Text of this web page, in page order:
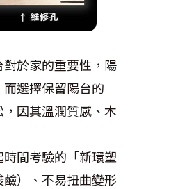
於家的重要性，陽
選擇保留陽台的
因其溫潤質感、木
間考驗的「新環塑
）、不易扭曲變形